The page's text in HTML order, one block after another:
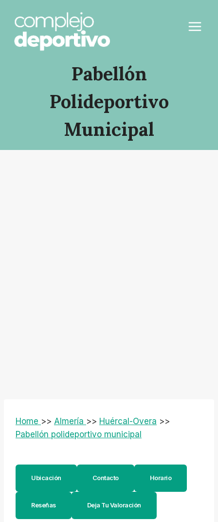
contenido
Pabellón
Polideportivo
Municipal
Home >> Almería >> Huércal-Overa >>
Pabellón polideportivo municipal
Ubicación Contacto Horario
Reseñas Deja Tu Valoración